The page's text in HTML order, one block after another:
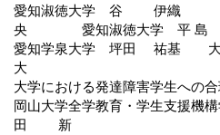
愛知淑徳大学 谷 伊織
央 愛知淑徳大学 平 島
愛知学泉大学 坪田 祐基 大
大
大学における発達障害学生への合
岡山大学全学教育・学生支援機
田 新